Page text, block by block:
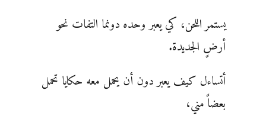
يستمر اللحن، كي يعبر وحده دونما التفات نحو
أرضٍ الجديدة.
أتساءل كيف يعبر دون أن يحمل معه حكايا تحمل
بعضاً مني،